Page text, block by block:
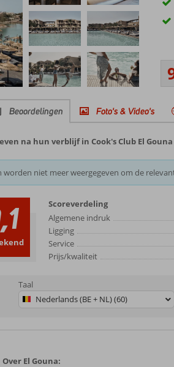
Beoordelingen Foto's & Video's
na hun verblijf in Cook's Club El Gouna
niet meer weergegeven om de
Scoreverdeling
Algemene indruk
Ligging
Service
Prijs/kwaliteit
Taal
Nederlands (BE + NL) (60)
Over El Gouna: